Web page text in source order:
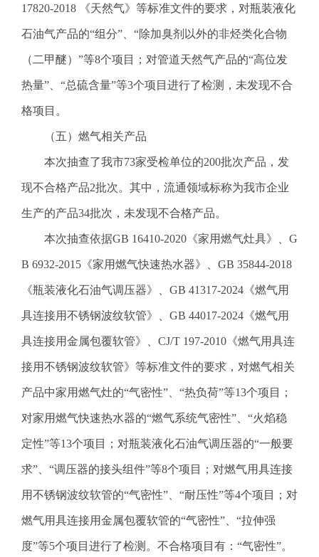
17820-2018 《天然气》等标准文件的要求，对瓶装液化
石油气产品的“组分”、“除加臭剂以外的非烃类化合物
（二甲醚）”等8个项目；对管道天然气产品的“高位发
热量”、“总硫含量”等3个项目进行了检测，未发现不合
格项目。
（五）燃气相关产品
本次抽查了我市73家受检单位的200批次产品，发
现不合格产品2批次。其中，流通领域标称为我市企业
生产的产品34批次，未发现不合格产品。
本次抽查依据GB 16410-2020《家用燃气灶具》、G
B 6932-2015《家用燃气快速热水器》、GB 35844-2018
《瓶装液化石油气调压器》、GB 41317-2024《燃气用
具连接用不锈钢波纹软管》、GB 44017-2024《燃气用
具连接用金属包覆软管》、CJ/T 197-2010《燃气用具连
接用不锈钢波纹软管》等标准文件的要求，对燃气相关
产品中家用燃气灶的“气密性”、“热负荷”等13个项目；
对家用燃气快速热水器的“燃气系统气密性”、“火焰稳
定性”等13个项目；对瓶装液化石油气调压器的“一般要
求”、“调压器的接头组件”等8个项目；对燃气用具连接
用不锈钢波纹软管的“气密性”、“耐压性”等4个项目；对
燃气用具连接用金属包覆软管的“气密性”、“拉伸强
度”等5个项目进行了检测。不合格项目有：“气密性”。